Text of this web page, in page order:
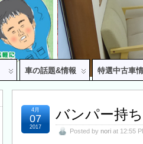
車の話題&情報 特選中古車
バンパー持
Posted by nori at 12:55
4月
07
2017